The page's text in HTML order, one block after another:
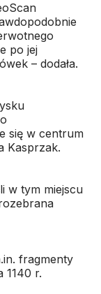
po jej
– dodała.
się w centrum
Kasprzak.
w tym miejscu
fragmenty
1140 r.